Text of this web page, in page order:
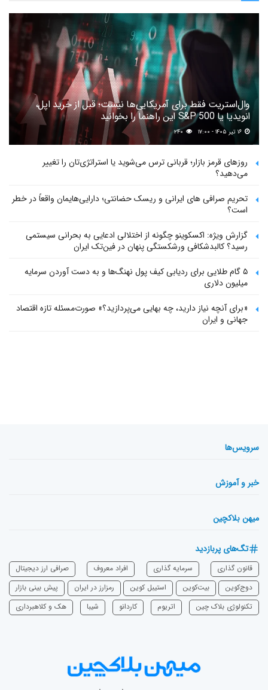
وال‌استریت فقط برای آمریکایی‌ها نیست؛ قبل از خرید اپل،
انویدیا یا S&P 500 این راهنما را بخوانید
۲۴۰
روزهای قرمز بازار؛ قربانی ترس می‌شوید یا استراتژی‌تان را تغییر
می‌دهید؟
تحریم صرافی های ایرانی و ریسک حضانتی؛ دارایی‌هایمان واقعاً در خطر
است؟
گزارش ویژه: اکسکوینو چگونه از اختلالی ادعایی به بحرانی سیستمی
رسید؟ کالبدشکافی ورشکستگی پنهان در فین‌تک ایران
۵ گام طلایی برای ردیابی کیف پول‌ نهنگ‌ها و به دست آوردن سرمایه
میلیون دلاری
«برای آنچه نیاز دارید، چه بهایی می‌پردازید؟» صورت‌مسئله تازه اقتصاد
جهانی و ایران
سرویس‌ها
خبر و آموزش
میهن بلاکچین
تگ‌های پربازدید
قانون گذاری سرمایه‌ گذاری افراد معروف
صرافی ارز دیجیتال
دوج‌کوین
بیت‌کوین استیبل کوین رمزارز در ایران
پیش بینی بازار
تکنولوژی بلاک چین
اتریوم ‌کاردانو شیبا هک و کلاهبرداری